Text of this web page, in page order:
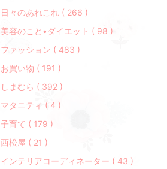
日々のあれこれ ( 266 )
美容のこと•ダイエット ( 98 )
ファッション ( 483 )
お買い物 ( 191 )
しまむら ( 392 )
マタニティ ( 4 )
子育て ( 179 )
西松屋 ( 21 )
インテリアコーディネーター ( 43 )